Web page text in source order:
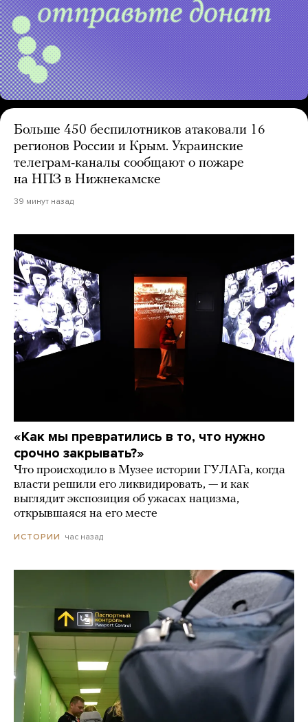
Больше 450 беспилотников атаковали 16
регионов России и Крым. Украинские
телеграм-каналы сообщают о пожаре
на НПЗ в Нижнекамске
39 минут назад
«Как мы превратились в то, что нужно
срочно закрывать?»
Что происходило в Музее истории ГУЛАГа, когда
власти решили его ликвидировать, — и как
выглядит экспозиция об ужасах нацизма,
открывшаяся на его месте
ИСТОРИИ час назад